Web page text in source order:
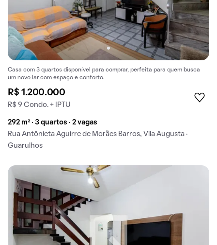
Casa com 3 quartos disponível para comprar, perfeita para quem busca
um novo lar com espaço e conforto.
R$ 1.200.000
R$ 9 Condo. + IPTU
292 m² · 3 quartos · 2 vagas
Rua Antônieta Aguirre de Morães Barros, Vila Augusta ·
Guarulhos